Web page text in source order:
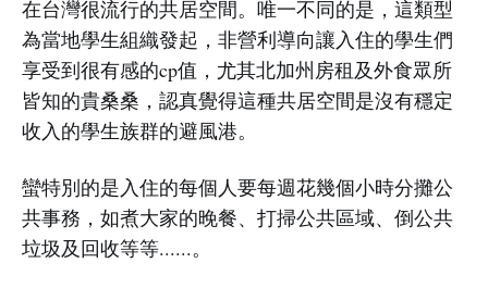
在台灣很流行的共居空間。唯一不同的是，這類型
為當地學生組織發起，非營利導向讓入住的學生們
享受到很有感的cp值，尤其北加州房租及外食眾所
皆知的貴桑桑，認真覺得這種共居空間是沒有穩定
收入的學生族群的避風港。
蠻特別的是入住的每個人要每週花幾個小時分攤公
共事務，如煮大家的晚餐、打掃公共區域、倒公共
垃圾及回收等等......。